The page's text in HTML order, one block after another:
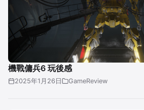
機戰傭兵6 玩後感
2025年1月26日 GameReview